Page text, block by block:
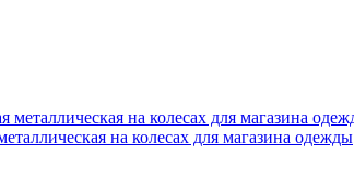
на колесах для магазина одежды